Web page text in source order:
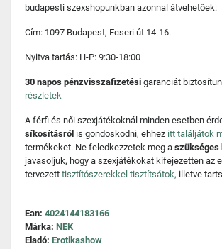
budapesti szexshopunkban azonnal átvehetőek:
Cím: 1097 Budapest, Ecseri út 14-16.
Nyitva tartás: H-P: 9:30-18:00
30 napos pénzvisszafizetési garanciát
részletek
A férfi és női szexjátékoknál minden esetben
síkosításról is gondoskodni, ehhez itt találjátok
termékeket. Ne feledkezzetek meg a szükséges
javasoljuk, hogy a szexjátékokat kifejezetten az
tervezett tisztítószerekkel tisztítsátok, illetve
Ean: 4024144183166
Márka: NEK
Eladó: Erotikashow